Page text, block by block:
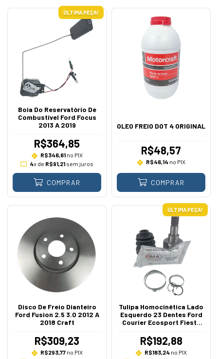
ÚLTIMA PEÇA!
Boia Do Reservatório De
Combustível Ford Focus
2013 A 2019
R$364,85
R$346,61no PIX
4x de R$91,21 sem juros
COMPRAR
OLEO FREIO DOT 4 ORIGINAL
R$48,57
R$46,14 no PIX
COMPRAR
Disco De Freio Dianteiro
Ford Fusion 2.5 3.0 2012 A
2018 Craft
R$309,23
R$293,77no PIX
ÚLTIMA PEÇA!
Tulipa Homocinética Lado
Esquerdo 23 Dentes Ford
Courier Ecosport Fiesta
1.6 2000 Em Diante
R$192,88
R$183,24 no PIX